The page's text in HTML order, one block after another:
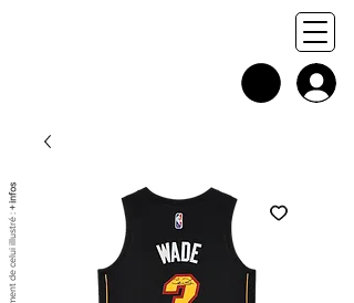
+ infos